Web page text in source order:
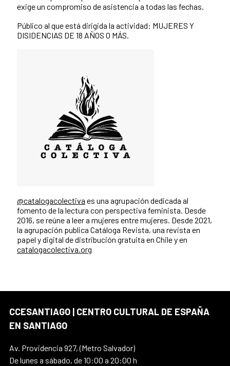
exige un compromiso de asistencia a todas las fechas.
Público al que está dirigida la actividad: MUJERES Y
DISIDENCIAS DE 18 AÑOS O MÁS.
@catalogacolectiva es una agrupación dedicada al
fomento de la lectura con perspectiva feminista. Desde
2016, se reúne a leer a mujeres entre mujeres. Desde 2021,
la agrupación publica Catáloga Revista, una revista en
papel y digital de distribución gratuita en Chile y en
catalogacolectiva.org
CCESANTIAGO | CENTRO CULTURAL DE ESPAÑA
EN SANTIAGO
Av. Providencia 927, (Metro Salvador)
De lunes a sábado, de 10:00 a 20:00 h